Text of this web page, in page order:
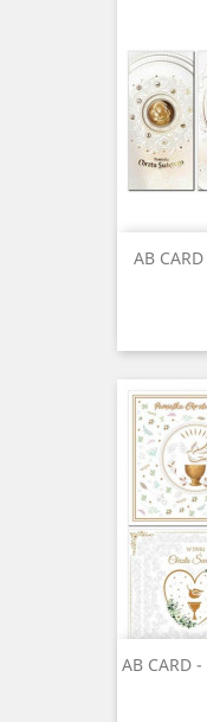
AB
AB CARD